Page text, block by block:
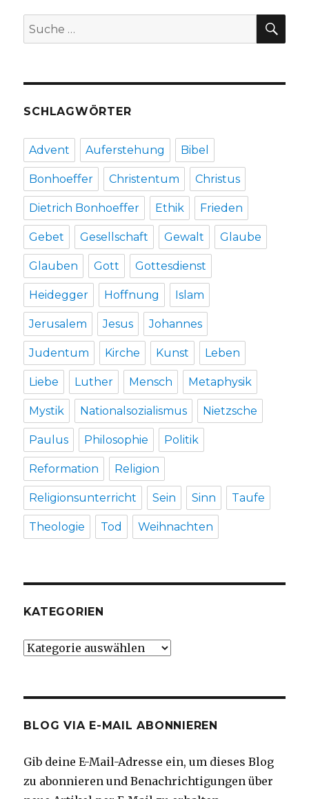
Christoph
Welver
Suche
nach:
SCHLAGWÖRTER
Advent Auferstehung Bibel
Bonhoeffer Christentum Christus
Dietrich Bonhoeffer Ethik Frieden
Gebet Gesellschaft Gewalt Glaube
Glauben Gott Gottesdienst
Heidegger Hoffnung Islam
Jerusalem Jesus Johannes
Judentum Kirche Kunst Leben
Liebe Luther Mensch Metaphysik
Mystik Nationalsozialismus Nietzsche
Paulus Philosophie Politik
Reformation Religion
Religionsunterricht Sein Sinn Taufe
Theologie Tod Weihnachten
KATEGORIEN
Kategorien
BLOG VIA E-MAIL ABONNIEREN
Gib deine E-Mail-Adresse ein, um dieses Blog
zu abonnieren und Benachrichtigungen über